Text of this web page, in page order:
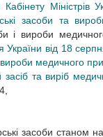
Кабінету
засоби та
і вироби
України від 18
вироби медичного
засіб та виріб
засоби